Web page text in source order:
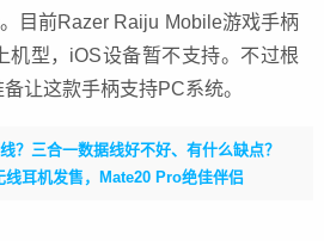
目前Razer Raiju Mobile游戏手柄
机型，iOS设备暂不支持。不过根
让这款手柄支持PC系统。
？三合一数据线好不好、有什么缺点？
耳机发售，Mate20 Pro绝佳伴侣